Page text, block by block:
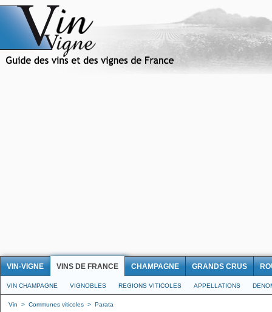
VIN-VIGNE VINS DE FRANCE CHAMPAGNE GRANDS CRUS
VIN CHAMPAGNE VIGNOBLES REGIONS VITICOLES APPELLATIONS
Vin > Communes viticoles > Parata